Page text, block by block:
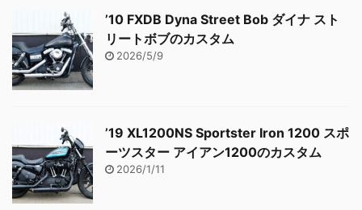
’10 FXDB Dyna Street Bob ダイナ スト
リートボブのカスタム
2026/5/9
’19 XL1200NS Sportster Iron 1200 スポ
ーツスター アイアン1200のカスタム
2026/1/11